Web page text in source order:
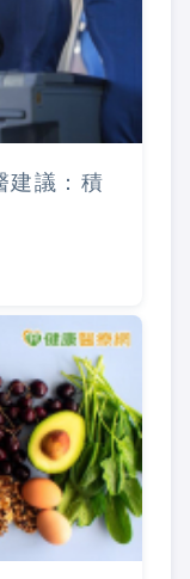
議：積